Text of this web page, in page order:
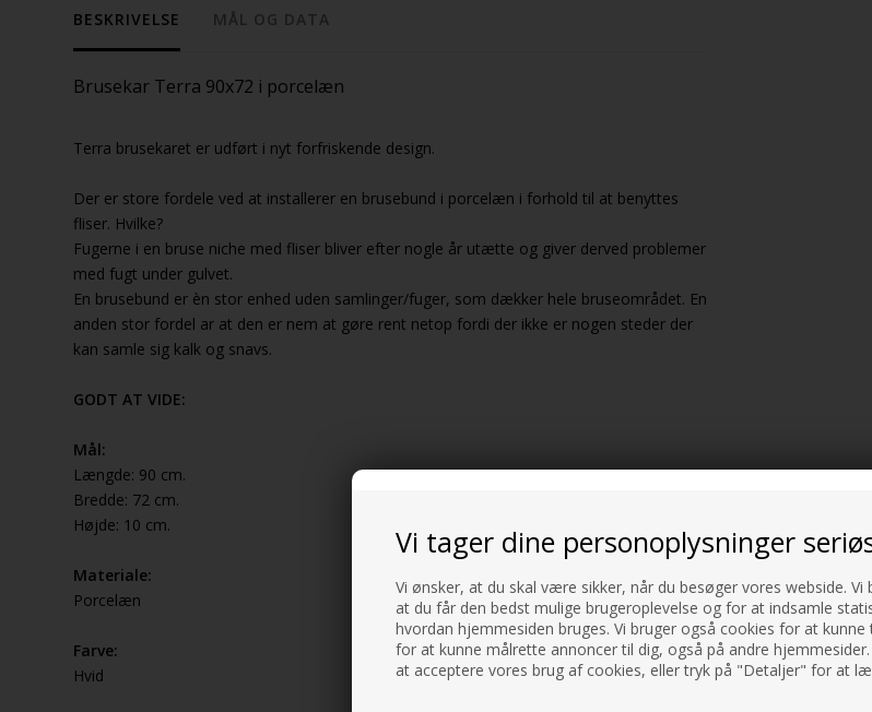
Vi tager dine personoplysninger
Vi ønsker, at du skal være sikker, når du besøger vores webside.
at du får den bedst mulige brugeroplevelse og for at indsamle
hvordan hjemmesiden bruges. Vi bruger også cookies for at
for at kunne målrette annoncer til dig, også på andre
at acceptere vores brug af cookies, eller tryk på "Detaljer" for at
BESKRIVELSE MÅL OG DATA
Brusekar Terra 90x72 i porcelæn
Terra brusekaret er udført i nyt forfriskende design.
Der er store fordele ved at installerer en brusebund i porcelæn i forhold til at benyttes
fliser. Hvilke?
Fugerne i en bruse niche med fliser bliver efter nogle år utætte og giver derved problemer
med fugt under gulvet.
En brusebund er èn stor enhed uden samlinger/fuger, som dækker hele bruseområdet. En
anden stor fordel ar at den er nem at gøre rent netop fordi der ikke er nogen steder der
kan samle sig kalk og snavs.
GODT AT VIDE:
Mål:
Længde: 90 cm.
Bredde: 72 cm.
Højde: 10 cm.
Materiale:
Porcelæn
Farve:
Hvid